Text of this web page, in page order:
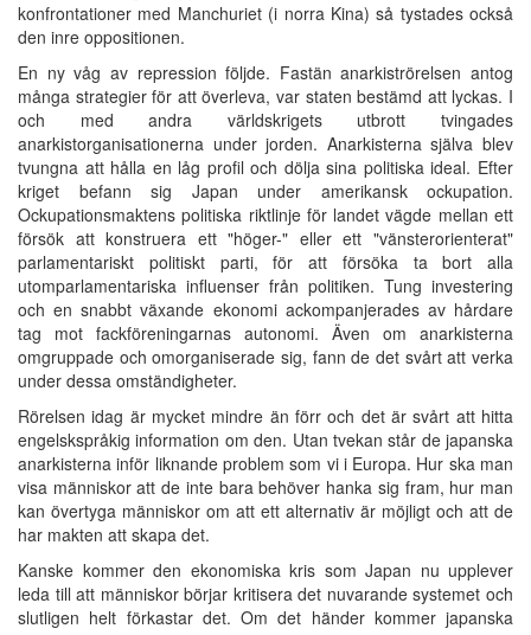
konfrontationer med Manchuriet (i norra Kina) så tystades också
den inre oppositionen.
En ny våg av repression följde. Fastän anarkiströrelsen antog
många strategier för att överleva, var staten bestämd att lyckas. I
och med andra världskrigets utbrott tvingades
anarkistorganisationerna under jorden. Anarkisterna själva blev
tvungna att hålla en låg profil och dölja sina politiska ideal. Efter
kriget befann sig Japan under amerikansk ockupation.
Ockupationsmaktens politiska riktlinje för landet vägde mellan ett
försök att konstruera ett "höger-" eller ett "vänsterorienterat"
parlamentariskt politiskt parti, för att försöka ta bort alla
utomparlamentariska influenser från politiken. Tung investering
och en snabbt växande ekonomi ackompanjerades av hårdare
tag mot fackföreningarnas autonomi. Även om anarkisterna
omgruppade och omorganiserade sig, fann de det svårt att verka
under dessa omständigheter.
Rörelsen idag är mycket mindre än förr och det är svårt att hitta
engelskspråkig information om den. Utan tvekan står de japanska
anarkisterna inför liknande problem som vi i Europa. Hur ska man
visa människor att de inte bara behöver hanka sig fram, hur man
kan övertyga människor om att ett alternativ är möjligt och att de
har makten att skapa det.
Kanske kommer den ekonomiska kris som Japan nu upplever
leda till att människor börjar kritisera det nuvarande systemet och
slutligen helt förkastar det. Om det händer kommer japanska